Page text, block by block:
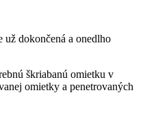
dokončená a onedlho
škriabanú omietku v
omietky a penetrovaných